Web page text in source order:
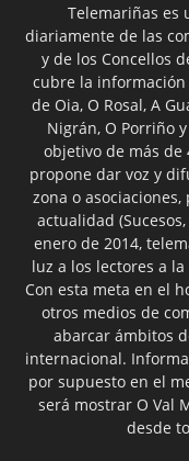
Telemariñas es
diariamente de las
y de los Concellos
cubre la
de Oia, O Rosal, A
Nigrán, O Porriño
objetivo de más de
propone dar voz y
zona o
actualidad
enero de 2014,
luz a los lectores a
Con esta meta en el
otros medios de
abarcar ámbitos
internacional.
por supuesto en el
será mostrar O Val
desde